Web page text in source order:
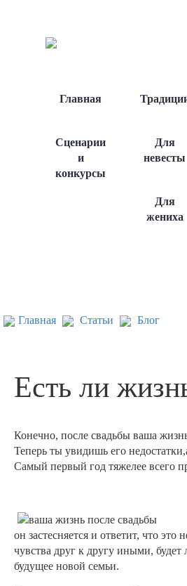
Главная
Сценарии
и
конкурсы
Для
невесты
Для
жениха
Главная Статьи Блог
Есть ли
Конечно, после свадьбы ваша
Теперь ты увидишь его
Самый первый год тяжелее всего
он застесняется и ответит, что
чувства друг к другу иными,
будущее новой семьи.